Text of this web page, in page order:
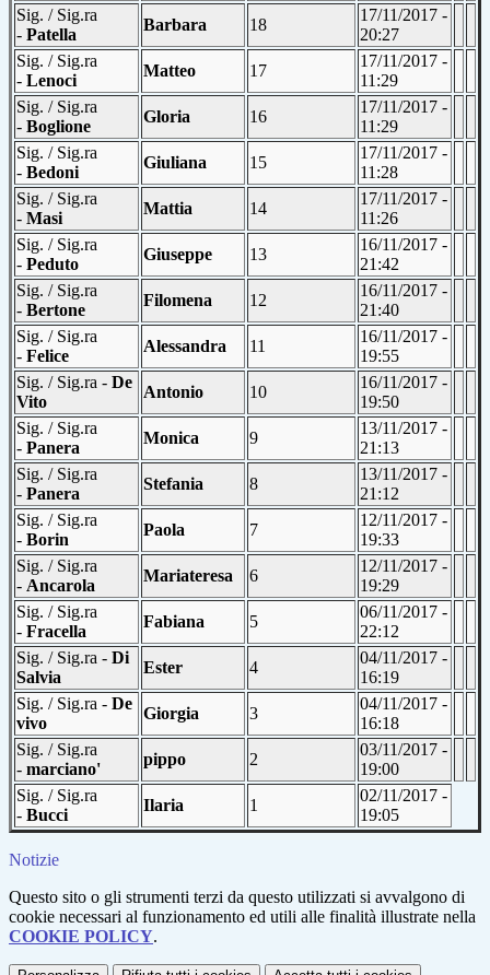
Sig. / Sig.ra
- Patella
Barbara 18
17/11/2017 -
20:27
Sig. / Sig.ra
- Lenoci
Matteo 17
17/11/2017 -
11:29
Sig. / Sig.ra
- Boglione
Gloria 16
17/11/2017 -
11:29
Sig. / Sig.ra
- Bedoni
Giuliana 15
17/11/2017 -
11:28
Sig. / Sig.ra
- Masi
Mattia 14
17/11/2017 -
11:26
Sig. / Sig.ra
- Peduto
Giuseppe 13
16/11/2017 -
21:42
Sig. / Sig.ra
- Bertone
Filomena 12
16/11/2017 -
21:40
Sig. / Sig.ra
- Felice
Alessandra 11
16/11/2017 -
19:55
Sig. / Sig.ra - De
Vito
Antonio 10
16/11/2017 -
19:50
Sig. / Sig.ra
- Panera
Monica 9
13/11/2017 -
21:13
Sig. / Sig.ra
- Panera
Stefania 8
13/11/2017 -
21:12
Sig. / Sig.ra
- Borin
Paola 7
12/11/2017 -
19:33
Sig. / Sig.ra
- Ancarola
Mariateresa 6
12/11/2017 -
19:29
Sig. / Sig.ra
- Fracella
Fabiana 5
06/11/2017 -
22:12
Sig. / Sig.ra - Di
Salvia
Ester 4
04/11/2017 -
16:19
Sig. / Sig.ra - De
vivo
Giorgia 3
04/11/2017 -
16:18
Sig. / Sig.ra
- marciano'
pippo 2
03/11/2017 -
19:00
Sig. / Sig.ra
- Bucci
Ilaria 1
02/11/2017 -
19:05
Notizie
Questo sito o gli strumenti terzi da questo utilizzati si avvalgono di
cookie necessari al funzionamento ed utili alle finalità illustrate nella
COOKIE POLICY.